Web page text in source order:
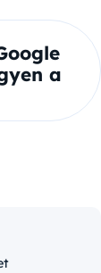
a